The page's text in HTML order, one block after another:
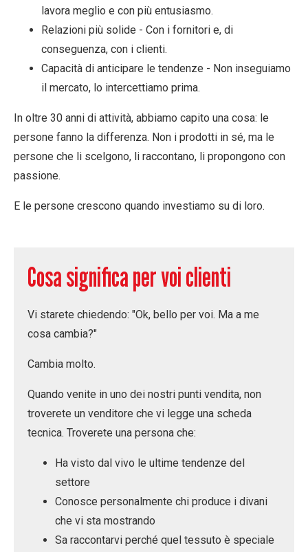
lavora meglio e con più entusiasmo.
Relazioni più solide - Con i fornitori e, di
conseguenza, con i clienti.
Capacità di anticipare le tendenze - Non inseguiamo
il mercato, lo intercettiamo prima.
In oltre 30 anni di attività, abbiamo capito una cosa: le
persone fanno la differenza. Non i prodotti in sé, ma le
persone che li scelgono, li raccontano, li propongono con
passione.
E le persone crescono quando investiamo su di loro.
Cosa significa per voi clienti
Vi starete chiedendo: "Ok, bello per voi. Ma a me
cosa cambia?"
Cambia molto.
Quando venite in uno dei nostri punti vendita, non
troverete un venditore che vi legge una scheda
tecnica. Troverete una persona che:
Ha visto dal vivo le ultime tendenze del
settore
Conosce personalmente chi produce i divani
che vi sta mostrando
Sa raccontarvi perché quel tessuto è speciale